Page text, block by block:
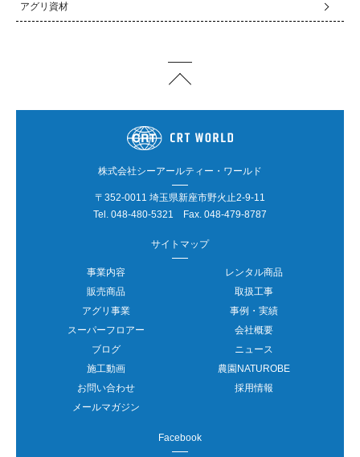
アグリ資材
株式会社シーアールティー・ワールド
〒352-0011 埼玉県新座市野火止2-9-11
Tel. 048-480-5321 Fax. 048-479-8787
サイトマップ
事業内容
レンタル商品
販売商品
取扱工事
アグリ事業
事例・実績
スーパーフロアー
会社概要
ブログ
ニュース
施工動画
農園NATUROBE
お問い合わせ
採用情報
メールマガジン
Facebook